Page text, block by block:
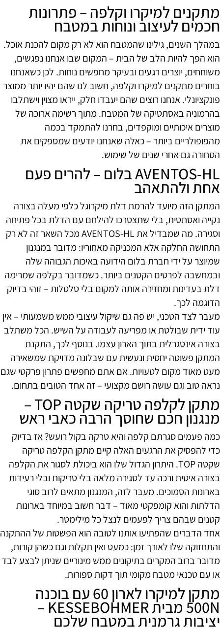
מתקנים למיקרו וקלפה – פתרונות
חכמים לעיצוב ונוחות במטבח
במהלך השנים, גילינו שהמטבח הוא לא רק מקום להכנת אוכל.
הוא הפך להיות הלב של הבית – המקום שבו אנחנו נפגשים,
משוחחים, יוצרים רגעים ובעיקר מחפשים נוחות. לכן כשאנחנו
בוחרים מתקנים למיקרו וקלפה, חשוב לנו שהם יהיו יותר ממוצר
פונקציונלי. אנחנו רוצים שהם יעבדו חלק, ייראו מצוין וישתלבו
בהרמוניה באסתטיקה של המטבח. מתוך רשימה ארוכה של
מוצרים איכותיים ומוקפדים, בחרנו להתמקד בכמה
מהפופולריים ביותר – כאלה שאנחנו יודעים שמספקים את
הסחורה גם אחרי שנים של שימוש.
AVENTOS-HL בלום – להרים פעם
אחת ולהתאהב
המתקן הזה מיועד להרמת דלת מיקרוגל כלפי מעלה בצורה
נקייה ואסתטית, בלי שתצטרכו להילחם עם הדלת בכל פתיחה
וסגירה. מה שמבדיל את AVENTOS-HL מכל השאר זה לא רק
התחושה החלקה אלא המכניקה מאחוריו: מדובר במנגנון
שמיוצר על ידי חברת בלום הידועה באיכות הגבוהה שלה
ובמחשבה לפרטים הקטנים ביותר. כשמדובר בקלפה שמרימה
דלת בעדינות ומחזירה אותה למקום בלי טלטלות – זוהי בדיוק
הדוגמה לכך.
מעבר לצד הטכני, יש פה גם שיקול עיצובי ממש משמעותי – אין
עוד ידית שבולטת או מפריעה לעבודה על השיש. הכל משתלב
בצורה אינטגרלית בתוך הארון עצמו. בנוסף לכך, התקנת
המתקן פשוטה יחסית ונעשית עם שבלונה מדויקת שמשאירה
מעט מאוד מקום לטעויות. אם אתם מחפשים פתרון פרקטי שגם
נראה טוב וגם עושה רושם מקצועי – זה אחד הטובים בתחום.
מתקן לקלפה טריקה שקטה TOP –
מנגנון חכם שחוסך הרבה כאבי ראש
כמה פעמים סגרתם קלפה והיא טרקה בקול רועש? אז בדיוק
כדי להפסיק את הרגעים האלה קיים מתקן הקלפה טריקה
שקטה TOP. היתרון הגדול שלו הוא ביכולת לסגור את הקלפה
בצורה איטית ורכה עד לסגירה מלאה בלי טריקות ובלי רעידות
בארונות הסמוכים. מעבר לזה, המנגנון מתאים לרוב סוגי
הדלתות והוא קומפקטי מאוד – דבר חשוב במיוחד בארונות
קטנים שבהם צריך לפעמים לנצל כל מילימטר.
אחד הדברים שהפתיעו אותנו לטובה הוא הפשטות של ההתקנה
והתחזוקה שלו לאורך זמן: כמעט ואין תקלות וגם כשהן קורות,
מדובר ברוב המקרים בתיקונים ממש מינוריים שניתן לבצע לבד
או עם טכנאי מטבח מקומי תוך דקות ספורות.
מתקן למיקרו לארון 60 עם בוכנה
500N מבית KESSEBOHMER –
יציבות גרמנית במטבח שלכם